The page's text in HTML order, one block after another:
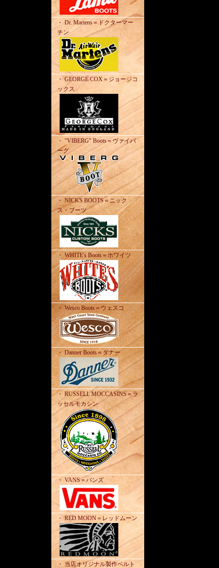
・ Dr. Martens＝ドクターマー
チン
・ GEORGE COX＝ジョージコ
ックス
・ "VIBERG" Boots＝ヴァイバ
ーグ
・ NICKS BOOTS＝ニック
ス・ブーツ
・ WHITE's Boots＝ホワイツ
・ Wesco Boots＝ウェスコ
・ Danner Boots＝ダナー
・ RUSSELL MOCCASINS＝ラ
ッセルモカシン
・ VANS＝バンズ
・ RED MOON＝レッドムーン
・ 当店オリジナル製作ベルト